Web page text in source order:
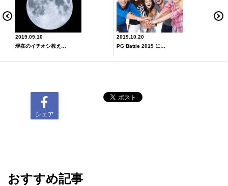
2019.09.10
現在のイチオシ教えて下さい
2019.10.20
PG Battle 2019 に参加しました！！
シェア
おすすめ記事